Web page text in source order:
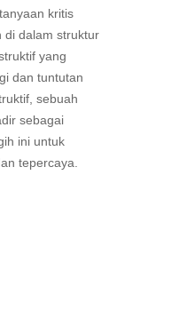
kritis
di dalam struktur
yang
dan tuntutan
sebuah
sebagai
ini untuk
tepercaya.